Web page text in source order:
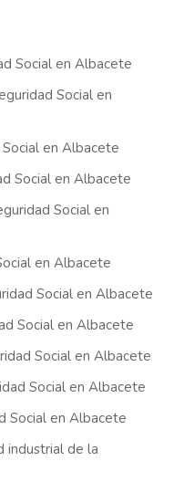
Social en Albacete
Social en
en Albacete
Social en Albacete
Social en
en Albacete
Social en Albacete
Social en Albacete
Social en Albacete
Social en Albacete
Social en Albacete
industrial de la